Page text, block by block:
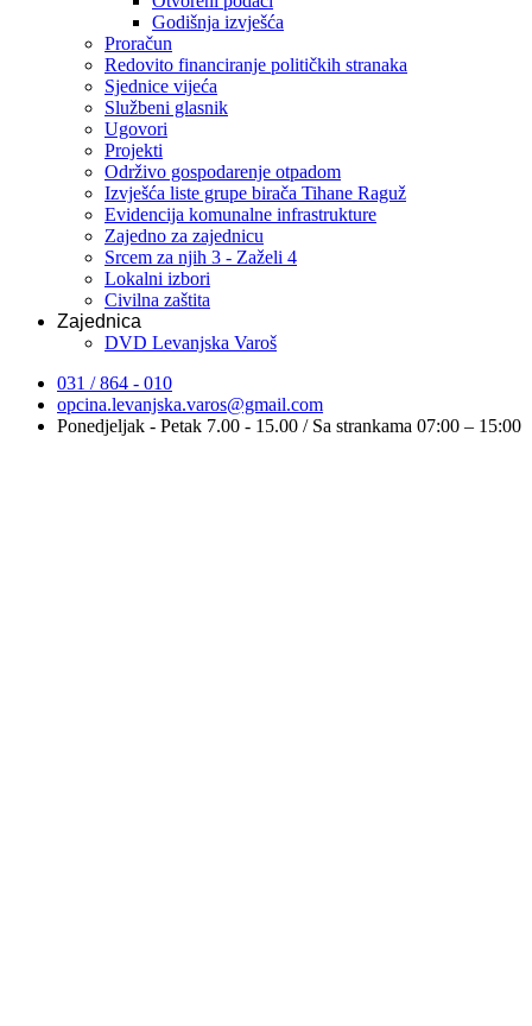
Godišnja izvješća
Proračun
Redovito financiranje političkih stranaka
Sjednice vijeća
Službeni glasnik
Ugovori
Projekti
Održivo gospodarenje otpadom
Izvješća liste grupe birača Tihane Raguž
Evidencija komunalne infrastrukture
Zajedno za zajednicu
Srcem za njih 3 - Zaželi 4
Lokalni izbori
Civilna zaštita
Zajednica
DVD Levanjska Varoš
031 / 864 - 010
opcina.levanjska.varos@gmail.com
Ponedjeljak - Petak 7.00 - 15.00 / Sa strankama 07:00 – 15:00